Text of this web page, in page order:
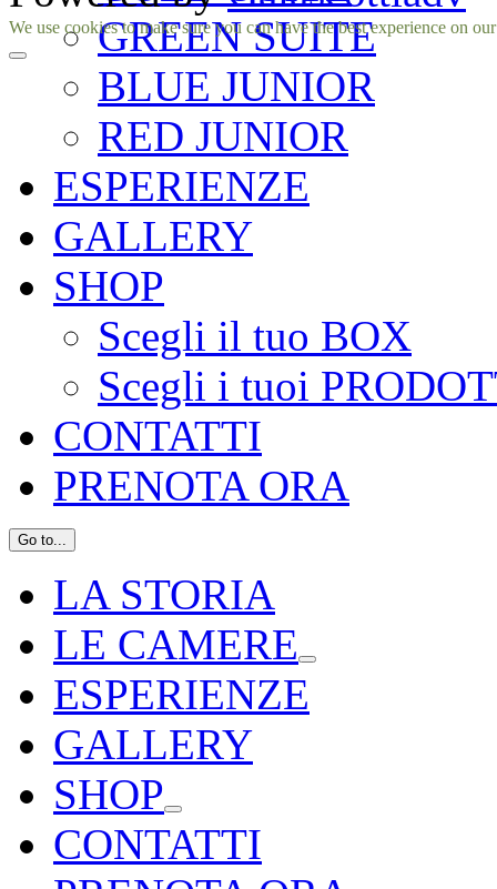
GREEN SUITE
BLUE JUNIOR
RED JUNIOR
ESPERIENZE
GALLERY
SHOP
Scegli il tuo BOX
Scegli i tuoi
CONTATTI
PRENOTA ORA
Go to...
LA STORIA
LE CAMERE
ESPERIENZE
GALLERY
SHOP
CONTATTI
Facebook
Instagram
We use cookies to make sure you can have the best experience on